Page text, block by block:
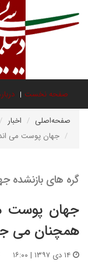
صفحه نخست
صفحه‌اصلی اخبار
جهان پوست می
گره های بازنشده
جهان پوست
همچنان می